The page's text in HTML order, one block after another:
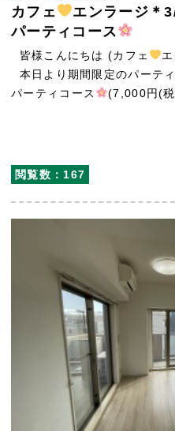
閲覧数：167
カフェ エンラージ＊
パーティコース
皆様こんにちは (カフェ
本日より期間限定のパーテ
パーティコース
(7,000円(